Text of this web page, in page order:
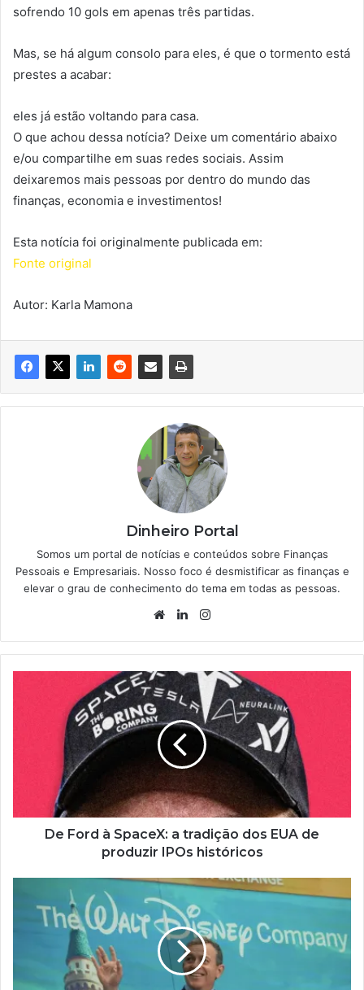
sofrendo 10 gols em apenas três partidas.
Mas, se há algum consolo para eles, é que o tormento está
prestes a acabar:
eles já estão voltando para casa.
O que achou dessa notícia? Deixe um comentário abaixo
e/ou compartilhe em suas redes sociais. Assim
deixaremos mais pessoas por dentro do mundo das
finanças, economia e investimentos!
Esta notícia foi originalmente publicada em:
Fonte original
Autor: Karla Mamona
Dinheiro Portal
Somos um portal de notícias e conteúdos sobre Finanças
Pessoais e Empresariais. Nosso foco é desmistificar as finanças e
elevar o grau de conhecimento do tema em todas as pessoas.
WebsiteLinkedin
De Ford à SpaceX: a tradição dos EUA de
produzir IPOs históricos